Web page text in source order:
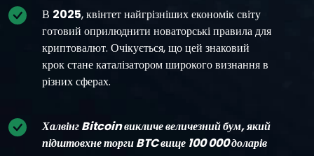
В 2025, квінтет найгрізніших економік світу
готовий оприлюднити новаторські правила для
криптовалют. Очікується, що цей знаковий
крок стане каталізатором широкого визнання в
різних сферах.
Халвінг Bitcoin викличе величезний бум, який
підштовхне торги BTC вище 100 000 доларів